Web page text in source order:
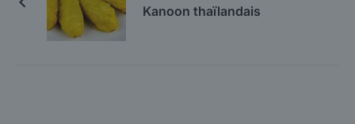
Kanoon thaïlandais